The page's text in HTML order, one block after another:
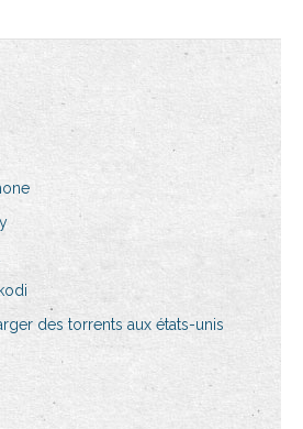
des torrents aux états-unis